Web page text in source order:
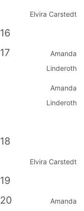
Elvira Carstedt
16
17
Amanda
Linderoth
Amanda
Linderoth
18
Elvira Carstedt
19
20
Amanda